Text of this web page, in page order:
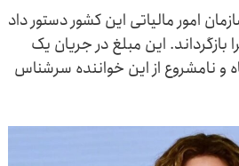
امور مالیاتی این کشور دستور داد
بازگرداند. این مبلغ در جریان یک
و نامشروع از این خواننده سرشناس